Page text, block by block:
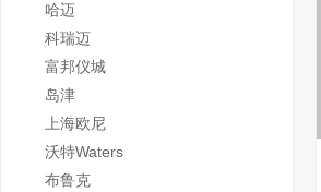
哈迈
科瑞迈
富邦仪城
岛津
上海欧尼
沃特Waters
布鲁克